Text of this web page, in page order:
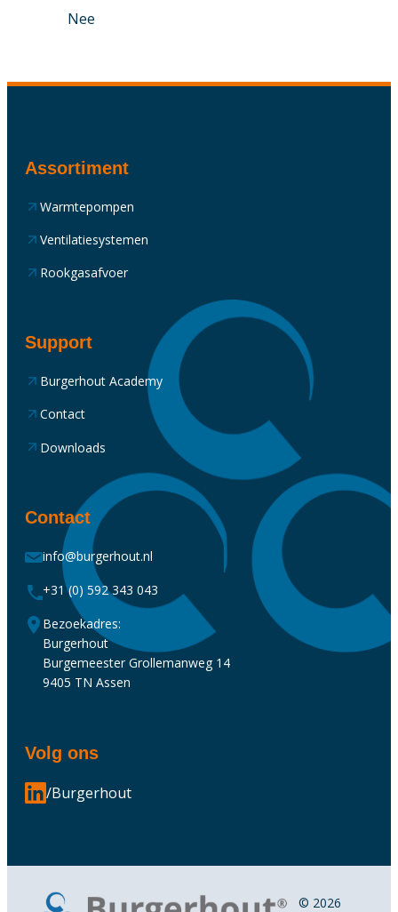
Nee
Assortiment
Warmtepompen
Ventilatiesystemen
Rookgasafvoer
Support
Burgerhout Academy
Contact
Downloads
Contact
info@burgerhout.nl
+31 (0) 592 343 043
Bezoekadres:
Burgerhout
Burgemeester Grollemanweg 14
9405 TN Assen
Volg ons
/Burgerhout
© 2026